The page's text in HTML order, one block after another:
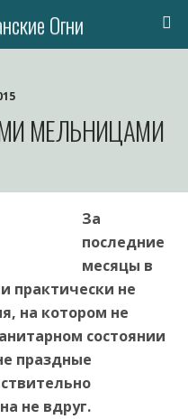
Огни
МЕЛЬНИЦАМИ
За
последние
месяцы в
практически не
на котором не
состоянии
праздные
не вдруг.